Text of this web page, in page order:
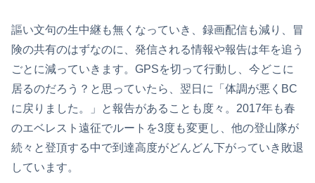
謳い文句の生中継も無くなっていき、録画配信も減り、冒
険の共有のはずなのに、発信される情報や報告は年を追う
ごとに減っていきます。GPSを切って行動し、今どこに
居るのだろう？と思っていたら、翌日に「体調が悪くBC
に戻りました。」と報告があることも度々。2017年も春
のエベレスト遠征でルートを3度も変更し、他の登山隊が
続々と登頂する中で到達高度がどんどん下がっていき敗退
しています。